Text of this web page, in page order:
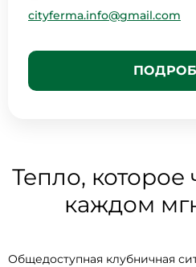
cityferma.info@gmail.com
Тепло, которое
каждом
Общедоступная клубничная